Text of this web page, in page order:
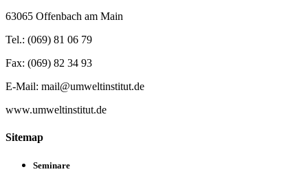
63065 Offenbach am Main
Tel.: (069) 81 06 79
Fax: (069) 82 34 93
E-Mail: mail@umweltinstitut.de
www.umweltinstitut.de
Sitemap
Seminare